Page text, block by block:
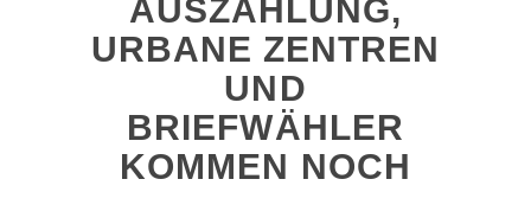
AUSZÄHLUNG,
URBANE ZENTREN
UND
BRIEFWÄHLER
KOMMEN NOCH